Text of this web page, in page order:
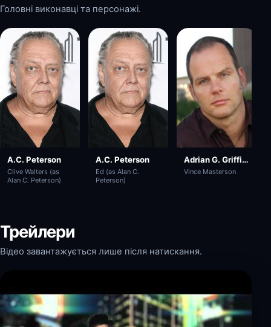
Головні виконавці та персонажі.
A.C. Peterson
Clive Walters (as
Alan C. Peterson)
A.C. Peterson
Ed (as Alan C.
Peterson)
Adrian G. Griffiths
Vince Masterson
Трейлери
Відео завантажується лише після натискання.